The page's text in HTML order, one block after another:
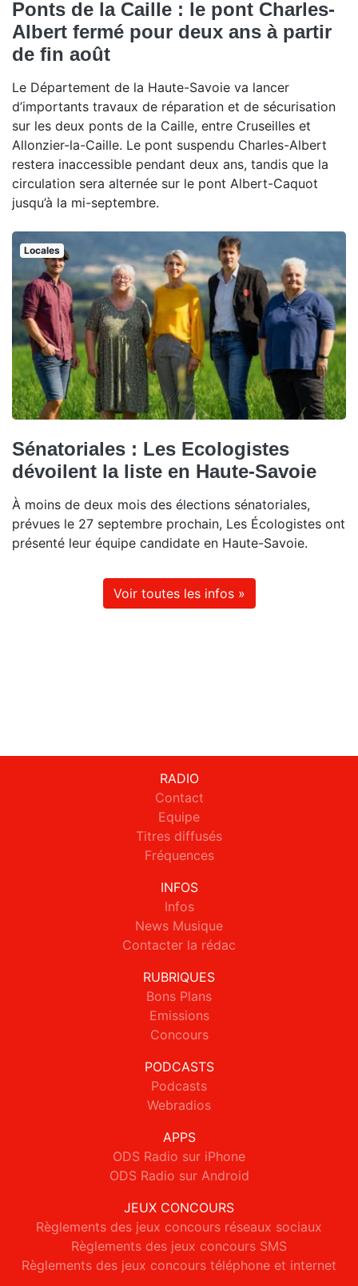
Ponts de la Caille : le pont Charles-
Albert fermé pour deux ans à partir
de fin août
Le Département de la Haute-Savoie va lancer
d’importants travaux de réparation et de sécurisation
sur les deux ponts de la Caille, entre Cruseilles et
Allonzier-la-Caille. Le pont suspendu Charles-Albert
restera inaccessible pendant deux ans, tandis que la
circulation sera alternée sur le pont Albert-Caquot
jusqu’à la mi-septembre.
Locales
Sénatoriales : Les Ecologistes
dévoilent la liste en Haute-Savoie
À moins de deux mois des élections sénatoriales,
prévues le 27 septembre prochain, Les Écologistes ont
présenté leur équipe candidate en Haute-Savoie.
Voir toutes les infos »
RADIO
Contact
Equipe
Titres diffusés
Fréquences
INFOS
Infos
News Musique
Contacter la rédac
RUBRIQUES
Bons Plans
Emissions
Concours
PODCASTS
Podcasts
Webradios
APPS
ODS Radio sur iPhone
ODS Radio sur Android
JEUX CONCOURS
Règlements des jeux concours réseaux sociaux
Règlements des jeux concours SMS
Règlements des jeux concours téléphone et internet